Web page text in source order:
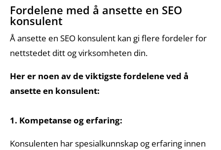
Fordelene med å ansette en SEO
konsulent
Å ansette en SEO konsulent kan gi flere fordeler for
nettstedet ditt og virksomheten din.
Her er noen av de viktigste fordelene ved å
ansette en konsulent:
1. Kompetanse og erfaring:
Konsulenten har spesialkunnskap og erfaring innen